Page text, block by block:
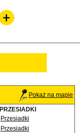
Pokaż na mapie
PRZESIADKI
Przesiadki
Przesiadki